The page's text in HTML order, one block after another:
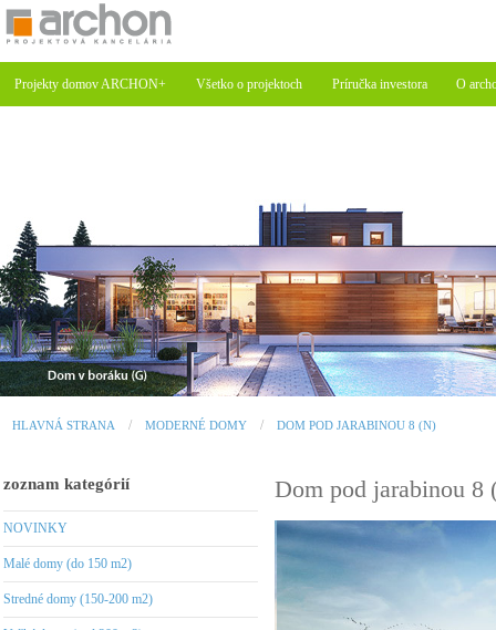
Projekty domov ARCHON+ Všetko o projektoch Príručka investora O
HLAVNÁ STRANA MODERNÉ DOMY DOM POD JARABINOU 8 (N)
zoznam kategórií
NOVINKY
Malé domy (do 150 m2)
Stredné domy (150-200 m2)
Dom pod jarabinou